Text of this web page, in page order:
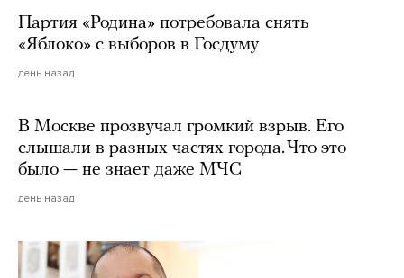
Партия «Родина» потребовала снять
«Яблоко» с выборов в Госдуму
день назад
В Москве прозвучал громкий взрыв. Его
слышали в разных частях города. Что это
было — не знает даже МЧС
день назад